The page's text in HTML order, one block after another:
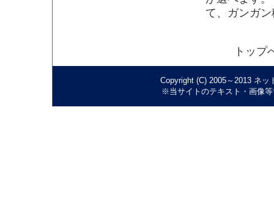
て、ガンガ
トップ
Copyright (C) 2005～2013 ネ
※当サイトのテキスト・画像